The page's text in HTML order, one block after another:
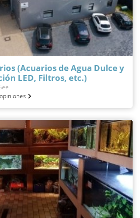
(Acuarios de Agua Dulce y
LED, Filtros, etc.)